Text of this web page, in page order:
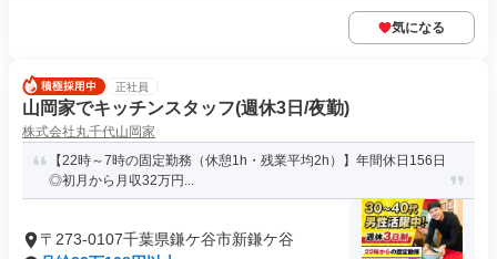
気になる
正社員
山岡家でキッチンスタッフ(週休3日/夜勤)
株式会社丸千代山岡家
【22時～7時の固定勤務（休憩1h・残業平均2h）】年間休日156日
◎初月から月収32万円...
〒273-0107千葉県鎌ケ谷市新鎌ケ谷